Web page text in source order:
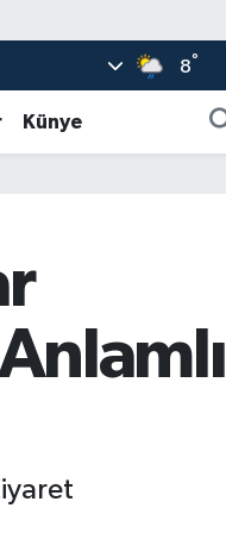
8°
Künye